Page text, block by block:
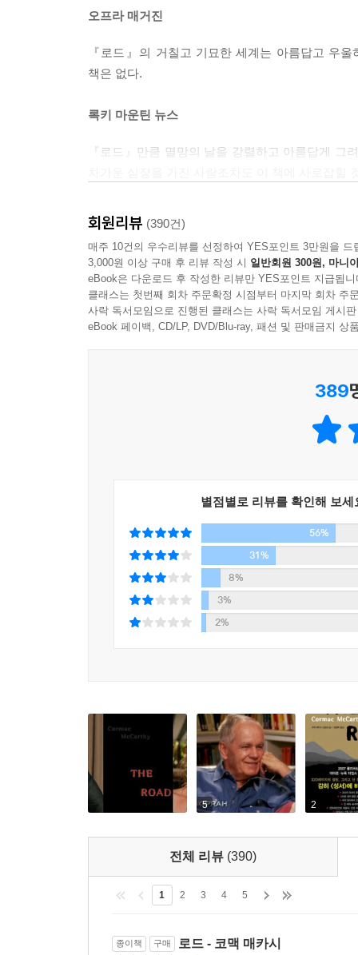
책을 읽어라, 너무 늦기 전에. (아마존 독자 리뷰)
2006년 9월, 코맥 매카시는 묵시록적 비전으로
“이 작품을 통해 매카시는 완전히 새로운 단계
그리고 그해 연말, 『로드』는 각종 언론에서 선
『로드』에 대한 열광적 환호는 단지 언론과 평
현재까지도 베스트셀러에 머무르며 미국에서만
반지의 제왕>으로 유명한 비고 모텐슨이 주연을
매우 작은 배역임에도 이 작품에 너무나 참여하고
대재앙이 일어난 지구, 그곳에 한 남자와 한 소
지구의 거의 모든 생명은 멸종했다. 세상은 잿
“우리는 불을 옮기는 사람들이다.”
도처에 위험이 도사리고 있다. 살아남은 자들
사람들도 있다. 심지어 트럭을 타고 다니며 인간을
남자와 소년은 바다가 있는 남쪽을 향한 여정에
다만 아들에게 남자는 이렇게 말한다. “우리는 불
사용한다. 남자의 총에 맞아 죽은 그 사냥꾼의 시
굶주림에 지친 남자와 소년이 먹을 것을 찾기
사냥꾼들의 ‘저장된 식량’이었던 것이다.
어느 날은 숲에 숨어 길을 살피던 남자와 소년
몸으로 뒤뚱거리며 걷고 있었다. 남자와 소년은
실낱같은 연기가 피어오르는 것을 목격한다. 남자
사람들은 보이지 않고 모닥불에는 고깃덩이 하
총을 들고 오는 남자를 발견하고 황급히 몸을 숨긴
“아기를 어디서 찾았을까요?”
오프라 매거진
『로드』의 거칠고 기묘한 세계는 아름답고 우
책은 없다.
록키 마운틴 뉴스
『로드』만큼 멸망의 날을 강렬하고 아름답게
스타 레저
간결하면서도 미스터리가 가득하고, 신비롭고
그러나 이 책이 보여주는 두려움 없는 교훈은 그
뉴욕 타임스
회원리뷰 (390건)
매주 10건의 우수리뷰를 선정하여 YES포인트 3만원을 드
3,000원 이상 구매 후 리뷰 작성 시 일반회원 300원, 마니
eBook은 다운로드 후 작성한 리뷰만 YES포인트 지급됩니
클래스는 첫번째 회차 주문확정 시점부터 마지막 회차 주
사락 독서모임으로 진행된 클래스는 사락 독서모임 게시
eBook 페이백, CD/LP, DVD/Blu-ray, 패션 및 판매금지 상
389
별점별로 리뷰를 확인해 보세
56%
31%
8%
3%
2%
5 2
전체 리뷰 (390)
1 2 3 4 5
종이책 구매 로드 - 코맥 매카시